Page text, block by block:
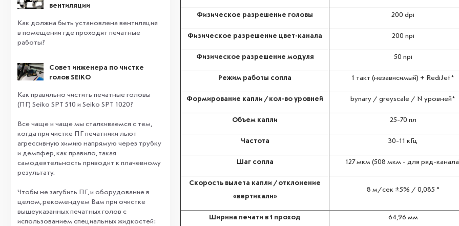
вентиляции
Как должна быть установлена вентиляция
в помещении где проходят печатные
работы?
Совет инженера по чистке
голов SEIKO
Как правильно чистить печатные головы
(ПГ) Seiko SPT 510 и Seiko SPT 1020?
Все чаще и чаще мы сталкиваемся с тем,
когда при чистке ПГ печатники льют
агрессивную химию напрямую через трубку
и демпфер, как правило, такая
самодеятельность приводит к плачевному
результату.
Чтобы не загубить ПГ, и оборудование в
целом, рекомендуем Вам при очистке
вышеуказанных печатных голов с
использованием специальных жидкостей:
Физическое разрешение головы 200 dpi
Физическое разрешение цвет-канала 200 npi
Физическое разрешение модуля 50 npi
Режим работы сопла 1 такт (независимый) + RediJet*
Формирование капли / кол-во уровней bynary / greyscale / N уровней*
Объем капли 25-70 пл
Частота 30-11 кГц
Шаг сопла 127 мкм (508 мкм - для ряд-
Скорость вылета капли / отклонение
«вертикали»
8 м/сек ±5% / 0,085 °
Ширина печати в 1 проход 64,96 мм